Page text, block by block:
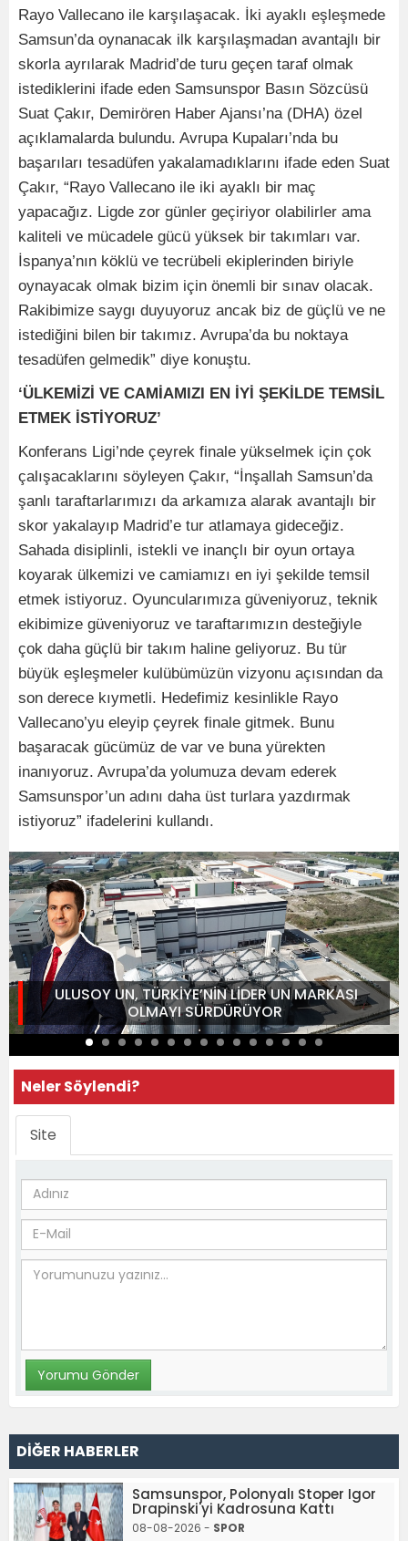
Rayo Vallecano ile karşılaşacak. İki ayaklı eşleşmede
Samsun’da oynanacak ilk karşılaşmadan avantajlı bir
skorla ayrılarak Madrid’de turu geçen taraf olmak
istediklerini ifade eden Samsunspor Basın Sözcüsü
Suat Çakır, Demirören Haber Ajansı’na (DHA) özel
açıklamalarda bulundu. Avrupa Kupaları’nda bu
başarıları tesadüfen yakalamadıklarını ifade eden Suat
Çakır, “Rayo Vallecano ile iki ayaklı bir maç
yapacağız. Ligde zor günler geçiriyor olabilirler ama
kaliteli ve mücadele gücü yüksek bir takımları var.
İspanya’nın köklü ve tecrübeli ekiplerinden biriyle
oynayacak olmak bizim için önemli bir sınav olacak.
Rakibimize saygı duyuyoruz ancak biz de güçlü ve ne
istediğini bilen bir takımız. Avrupa’da bu noktaya
tesadüfen gelmedik” diye konuştu.
‘ÜLKEMİZİ VE CAMİAMIZI EN İYİ ŞEKİLDE TEMSİL
ETMEK İSTİYORUZ’
Konferans Ligi’nde çeyrek finale yükselmek için çok
çalışacaklarını söyleyen Çakır, “İnşallah Samsun’da
şanlı taraftarlarımızı da arkamıza alarak avantajlı bir
skor yakalayıp Madrid’e tur atlamaya gideceğiz.
Sahada disiplinli, istekli ve inançlı bir oyun ortaya
koyarak ülkemizi ve camiamızı en iyi şekilde temsil
etmek istiyoruz. Oyuncularımıza güveniyoruz, teknik
ekibimize güveniyoruz ve taraftarımızın desteğiyle
çok daha güçlü bir takım haline geliyoruz. Bu tür
büyük eşleşmeler kulübümüzün vizyonu açısından da
son derece kıymetli. Hedefimiz kesinlikle Rayo
Vallecano’yu eleyip çeyrek finale gitmek. Bunu
başaracak gücümüz de var ve buna yürekten
inanıyoruz. Avrupa’da yolumuza devam ederek
Samsunspor’un adını daha üst turlara yazdırmak
istiyoruz” ifadelerini kullandı.
ULUSOY UN, TÜRKİYE’NİN LİDER UN MARKASI
OLMAYI SÜRDÜRÜYOR
Neler Söylendi?
Site
DİĞER HABERLER
Samsunspor, Polonyalı Stoper Igor
Drapinski'yi Kadrosuna Kattı
08-08-2026 - SPOR